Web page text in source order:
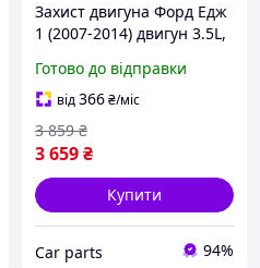
Захист двигуна Форд Едж
1 (2007-2014) двигун 3.5L,
піддон картера. Матеріал
- 2 мм гарячекатана
сталь.
Готово до відправки
від366₴/міс
3 659₴
3 859 ₴
Купити
Сar parts 94%